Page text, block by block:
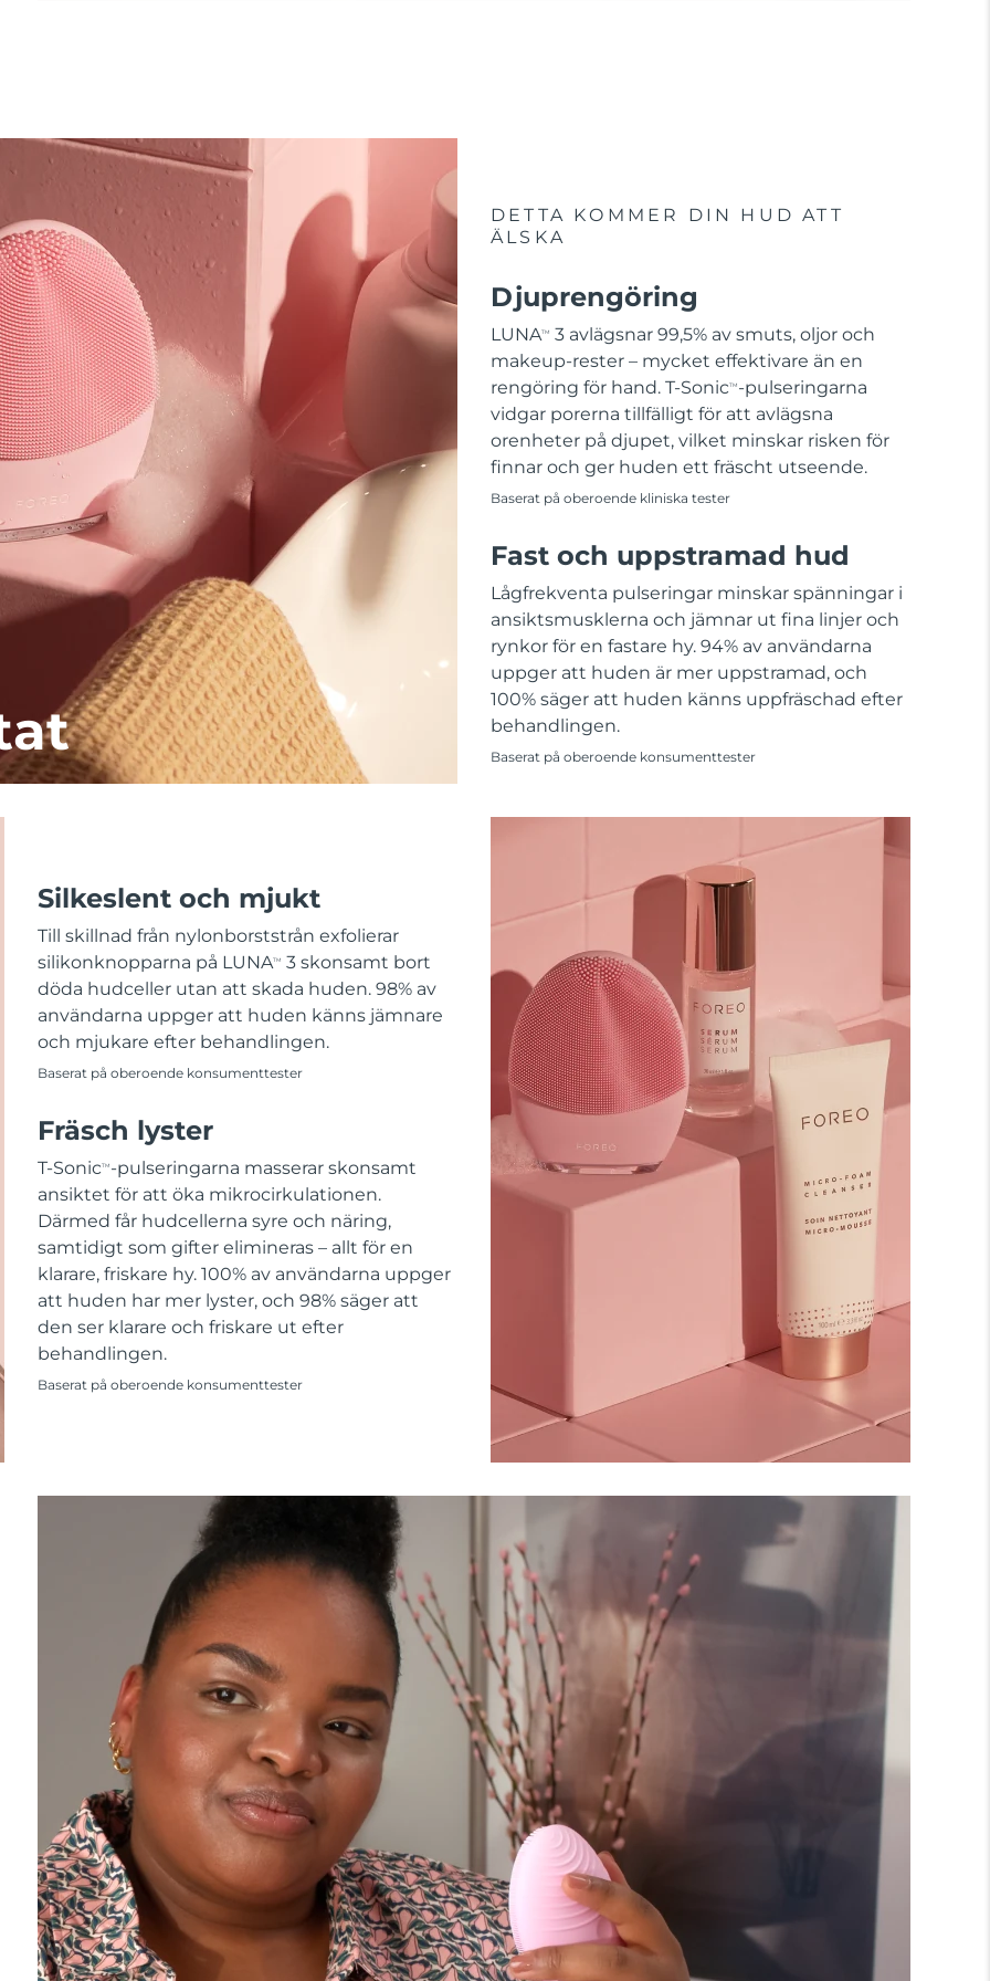
DETTA KOMMER DIN HUD ATT
ÄLSKA
Djuprengöring
LUNATM
3 avlägsnar 99,5% av smuts, oljor och
makeup-rester – mycket effektivare än en
rengöring för hand. T-SonicTM -pulseringarna
vidgar porerna tillfälligt för att avlägsna
orenheter på djupet, vilket minskar risken för
finnar och ger huden ett fräscht utseende.
Baserat på oberoende kliniska tester
Fast och uppstramad hud
Lågfrekventa pulseringar minskar spänningar i
ansiktsmusklerna och jämnar ut fina linjer och
rynkor för en fastare hy. 94% av användarna
uppger att huden är mer uppstramad, och
100% säger att huden känns uppfräschad efter
behandlingen.
Baserat på oberoende konsumenttester
Silkeslent och mjukt
Till skillnad från nylonborststrån exfolierar
silikonknopparna på LUNATM
3 skonsamt bort
döda hudceller utan att skada huden. 98% av
användarna uppger att huden känns jämnare
och mjukare efter behandlingen.
Baserat på oberoende konsumenttester
Fräsch lyster
T-SonicTM -pulseringarna masserar skonsamt
ansiktet för att öka mikrocirkulationen.
Därmed får hudcellerna syre och näring,
samtidigt som gifter elimineras – allt för en
klarare, friskare hy. 100% av användarna uppger
att huden har mer lyster, och 98% säger att
den ser klarare och friskare ut efter
behandlingen.
Baserat på oberoende konsumenttester